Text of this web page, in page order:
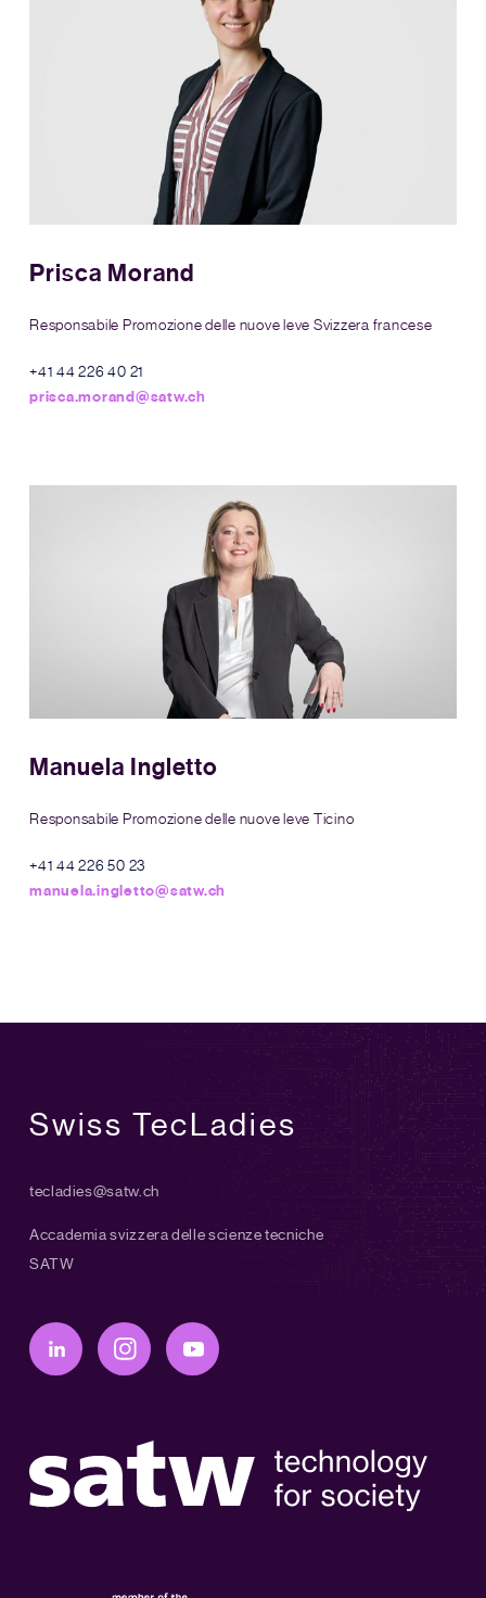
Prisca Morand
Responsabile Promozione delle nuove leve Svizzera francese
+41 44 226 40 21
prisca.morand@satw.ch
Manuela Ingletto
Responsabile Promozione delle nuove leve Ticino
+41 44 226 50 23
manuela.ingletto@satw.ch
Swiss TecLadies
tecladies@satw.ch
Accademia svizzera delle scienze tecniche
SATW